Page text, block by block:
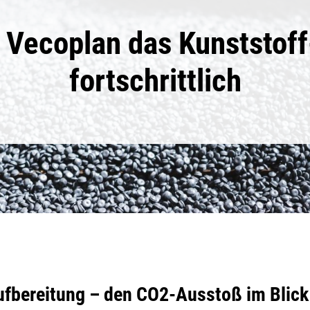
das
fortschrittlich
– den CO2-Ausstoß im Blick